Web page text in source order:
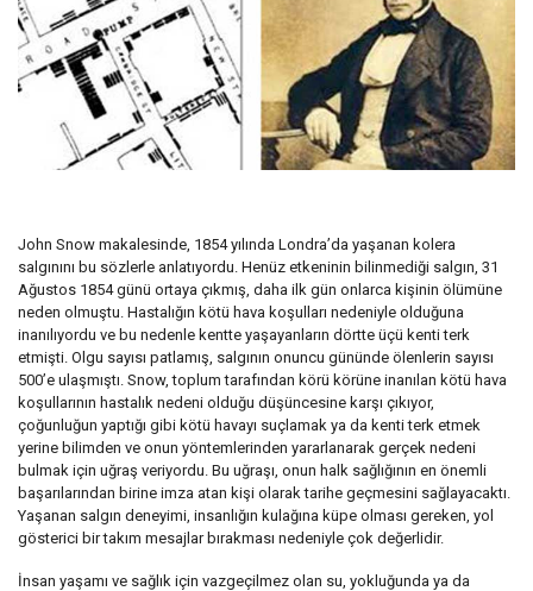
John Snow makalesinde, 1854 yılında Londra’da yaşanan kolera
salgınını bu sözlerle anlatıyordu. Henüz etkeninin bilinmediği salgın, 31
Ağustos 1854 günü ortaya çıkmış, daha ilk gün onlarca kişinin ölümüne
neden olmuştu. Hastalığın kötü hava koşulları nedeniyle olduğuna
inanılıyordu ve bu nedenle kentte yaşayanların dörtte üçü kenti terk
etmişti. Olgu sayısı patlamış, salgının onuncu gününde ölenlerin sayısı
500’e ulaşmıştı. Snow, toplum tarafından körü körüne inanılan kötü hava
koşullarının hastalık nedeni olduğu düşüncesine karşı çıkıyor,
çoğunluğun yaptığı gibi kötü havayı suçlamak ya da kenti terk etmek
yerine bilimden ve onun yöntemlerinden yararlanarak gerçek nedeni
bulmak için uğraş veriyordu. Bu uğraşı, onun halk sağlığının en önemli
başarılarından birine imza atan kişi olarak tarihe geçmesini sağlayacaktı.
Yaşanan salgın deneyimi, insanlığın kulağına küpe olması gereken, yol
gösterici bir takım mesajlar bırakması nedeniyle çok değerlidir.
İnsan yaşamı ve sağlık için vazgeçilmez olan su, yokluğunda ya da